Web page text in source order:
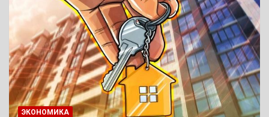
ЭКОНОМИКА